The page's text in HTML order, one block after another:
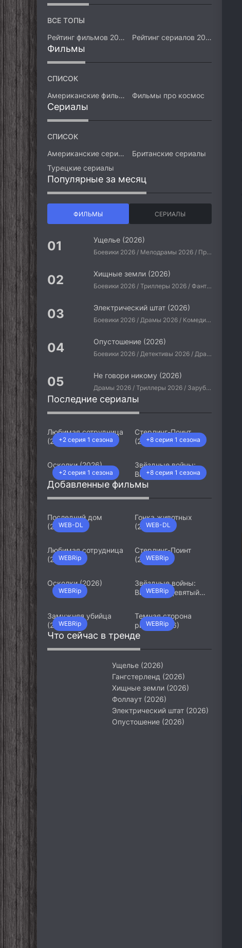
ВСЕ ТОПЫ
Рейтинг фильмов 2026
Рейтинг сериалов 2026
Фильмы
СПИСОК
Американские фильмы
Фильмы про космос
Сериалы
СПИСОК
Американские сериалы
Британские сериалы
Турецкие сериалы
Популярные за месяц
ФИЛЬМЫ СЕРИАЛЫ
Ущелье (2026)
Боевики 2026 / Мелодрамы 2026 / Приключения 2026 / Ужасы 2026 / Фантастические 2026 / Зарубежные фильмы 2026 / Американские фильмы / Фильмы 2026
Хищные земли (2026)
Боевики 2026 / Триллеры 2026 / Фантастические 2026 / Зарубежные фильмы 2026 / Американские фильмы / Фильмы 2026
Электрический штат (2026)
Боевики 2026 / Драмы 2026 / Комедии 2026 / Приключения 2026 / Фантастические 2026 / Зарубежные фильмы 2026 / Американские фильмы / Фильмы 2026
Опустошение (2026)
Боевики 2026 / Детективы 2026 / Драмы 2026 / Криминальные фильмы 2026 / Триллеры 2026 / Зарубежные фильмы 2026 / Американские фильмы / Фильмы 2026
Не говори никому (2026)
Драмы 2026 / Триллеры 2026 / Зарубежные фильмы 2026 / Американские фильмы / Фильмы 2026
Последние сериалы
+2 серия 1 сезона
Любимая сотрудница
(2026)
+8 серия 1 сезона
Стерлинг-Поинт
(2026)
+2 серия 1 сезона
Осколки (2026)
+8 серия 1 сезона
Звёздные войны:
Видения. Девятый
джедай (2026)
Добавленные фильмы
WEB-DL
Последний дом
(2026)
WEB-DL
Гонка животных
(2026)
WEBRip
Любимая сотрудница
(2026)
WEBRip
Стерлинг-Поинт
(2026)
WEBRip
Осколки (2026)
WEBRip
Звёздные войны:
Видения. Девятый
WEBRip
Замужняя убийца
(2026)
WEBRip
Темная сторона
ринга (2026)
Что сейчас в тренде
Ущелье (2026)
Гангстерленд (2026)
Хищные земли (2026)
Фоллаут (2026)
Электрический штат (2026)
Опустошение (2026)